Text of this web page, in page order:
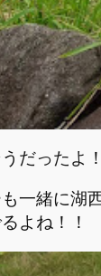
だったよ
一緒に湖
よね！！